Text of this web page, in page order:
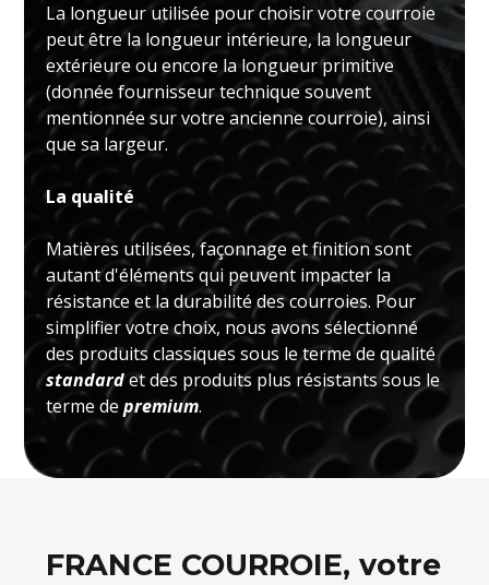
La longueur utilisée pour choisir votre courroie
peut être la longueur intérieure, la longueur
extérieure ou encore la longueur primitive
(donnée fournisseur technique souvent
mentionnée sur votre ancienne courroie), ainsi
que sa largeur.
La qualité
Matières utilisées, façonnage et finition sont
autant d'éléments qui peuvent impacter la
résistance et la durabilité des courroies. Pour
simplifier votre choix, nous avons sélectionné
des produits classiques sous le terme de qualité
standardet des produits plus résistants sous le
terme depremium.
FRANCE COURROIE, votre